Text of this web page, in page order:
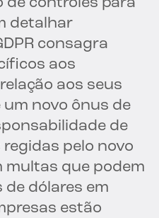
de controles para
detalhar
consagra
aos
aos seus
novo ônus de
de
pelo novo
multas que podem
dólares em
estão